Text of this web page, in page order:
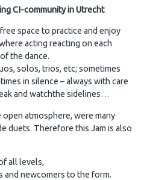
CI-community in Utrecht
space to practice and enjoy
acting reacting on each
the dance.
solos, trios, etc; sometimes
in silence – always with care
and watchthe sidelines…
atmosphere, were many
duets. Therefore this Jam is also
all levels,
and newcomers to the form.